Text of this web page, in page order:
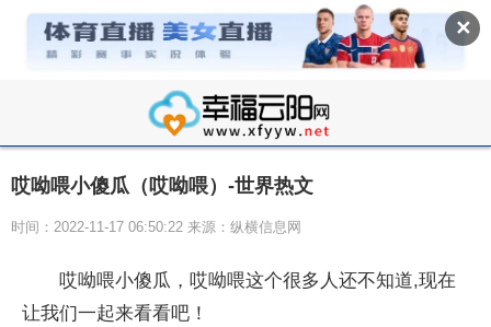
✕
哎呦喂小傻瓜（哎呦喂）-世界热文
时间：2022-11-17 06:50:22 来源：纵横信息网
哎呦喂小傻瓜，哎呦喂这个很多人还不知道,现在
让我们一起来看看吧！